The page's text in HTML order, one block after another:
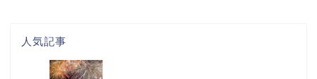
人気記事